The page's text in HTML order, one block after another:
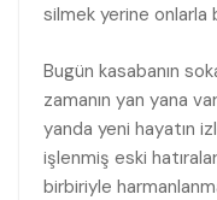
silmek yerine onlarla
Bugün kasabanın
zamanın yan yana
yanda yeni hayatın
işlenmiş eski
birbiriyle